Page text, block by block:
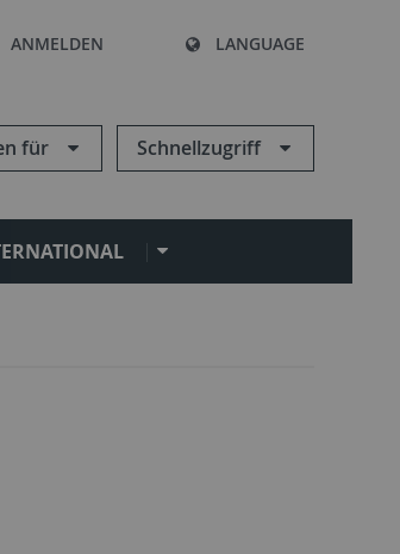
ANMELDEN LANGUAGE
für Schnellzugriff